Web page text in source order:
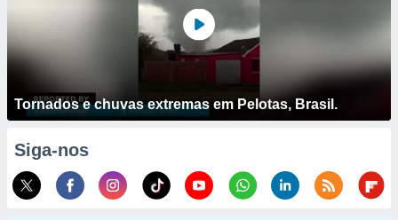
Tornados e chuvas extremas em Pelotas, Brasil.
Siga-nos